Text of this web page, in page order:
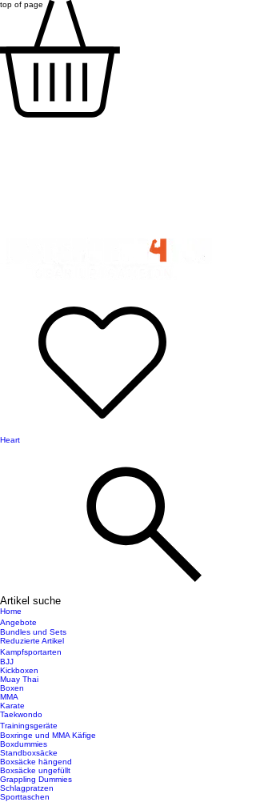
top of page
Heart
Artikel suche
Home
Angebote
Bundles und Sets
Reduzierte Artikel
Kampfsportarten
BJJ
Kickboxen
Muay Thai
Boxen
MMA
Karate
Taekwondo
Trainingsgeräte
Boxringe und MMA Käfige
Boxdummies
Standboxsäcke
Boxsäcke hängend
Boxsäcke ungefüllt
Grappling Dummies
Schlagpratzen
Sporttaschen